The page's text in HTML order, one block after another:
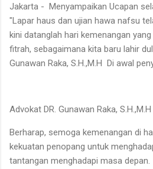
Jakarta - Menyampaikan Ucapan
"Lapar haus dan ujian hawa nafsu
kini datanglah hari kemenangan
fitrah, sebagaimana kita baru lahir
Gunawan Raka, S.H.,M.H Di awal p
Advokat DR. Gunawan Raka, S.H.,M.H
Berharap, semoga kemenangan di
kekuatan penopang untuk
tantangan menghadapi masa depan.